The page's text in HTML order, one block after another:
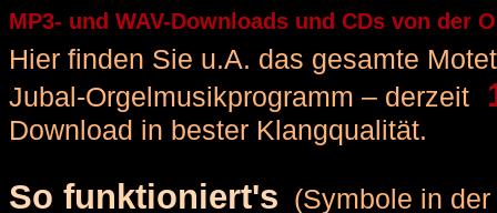
MP3- und WAV-Downloads und CDs von der
Hier finden Sie u.A. das gesamte
Jubal-Orgelmusikprogramm – derzeit
Download in bester Klangqualität.
So funktioniert's (Symbole in